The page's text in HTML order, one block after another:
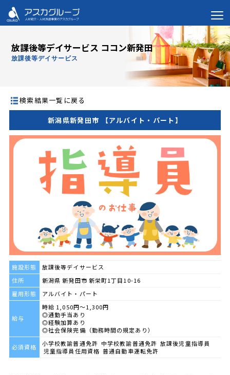
放課後等デイサービス ココン新発田
放課後等デイサービス
検索結果一覧に戻る
新潟県新発田市 【アルバイト・パート】
施設形態
放課後等デイサービス
住所
新潟県 新発田市 新栄町1丁目10-16
雇用形態
アルバイト・パート
給与
時給 1,050円～1,300円
◎通勤手当あり
◎経験加算あり
◎社会保険完備（勤務時間の規定あり）
必須資格
小学校教諭普通免許 中学校教諭普通免許 放課後児童指導員
児童指導員任用資格 普通自動車運転免許